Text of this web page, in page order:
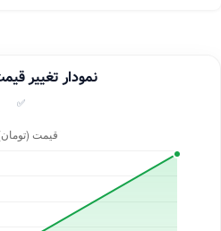
نمودار تغییر
✅